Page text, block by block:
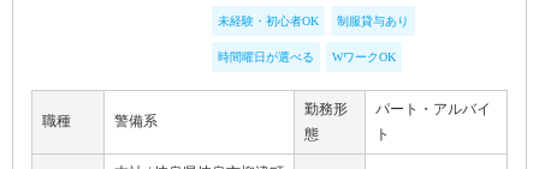
未経験・初心者OK 制服貸与あり
時間曜日が選べる WワークOK
職種 警備系
勤務形
態
パート・アルバイ
ト